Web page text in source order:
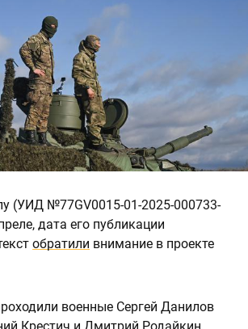
(УИД №77GV0015-01-2025-000733-
дата его публикации
обратили внимание в проекте
военные Сергей Данилов